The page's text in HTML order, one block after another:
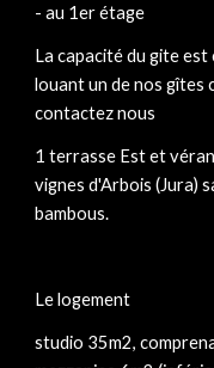
- au 1er étage
La capacité du gite
louant un de nos gîtes
contactez nous
1 terrasse Est et
vignes d'Arbois (Jura)
bambous.
Le logement
studio 35m2,